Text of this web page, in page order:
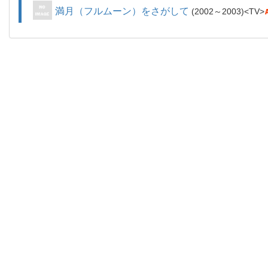
満月（フルムーン）をさがして 2002～2003 TV